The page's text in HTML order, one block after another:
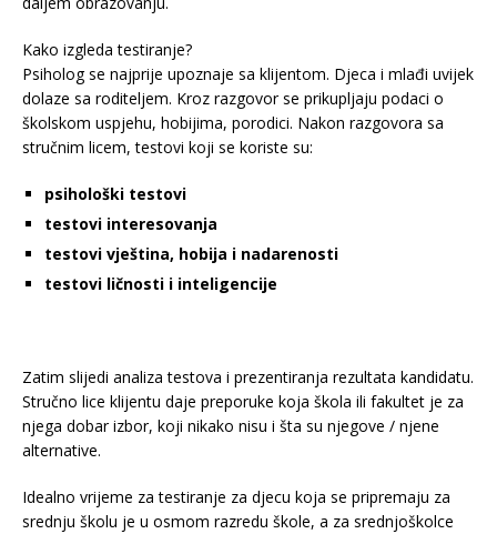
Kako izgleda testiranje?
Psiholog se najprije upoznaje sa klijentom. Djeca i mlađi uvijek
dolaze sa roditeljem. Kroz razgovor se prikupljaju podaci o
školskom uspjehu, hobijima, porodici. Nakon razgovora sa
stručnim licem, testovi koji se koriste su:
psihološki testovi
testovi interesovanja
testovi vještina, hobija i nadarenosti
testovi ličnosti i inteligencije
Zatim slijedi analiza testova i prezentiranja rezultata kandidatu.
Stručno lice klijentu daje preporuke koja škola ili fakultet je za
njega dobar izbor, koji nikako nisu i šta su njegove / njene
alternative.
Idealno vrijeme za testiranje za djecu koja se pripremaju za
srednju školu je u osmom razredu škole, a za srednjoškolce